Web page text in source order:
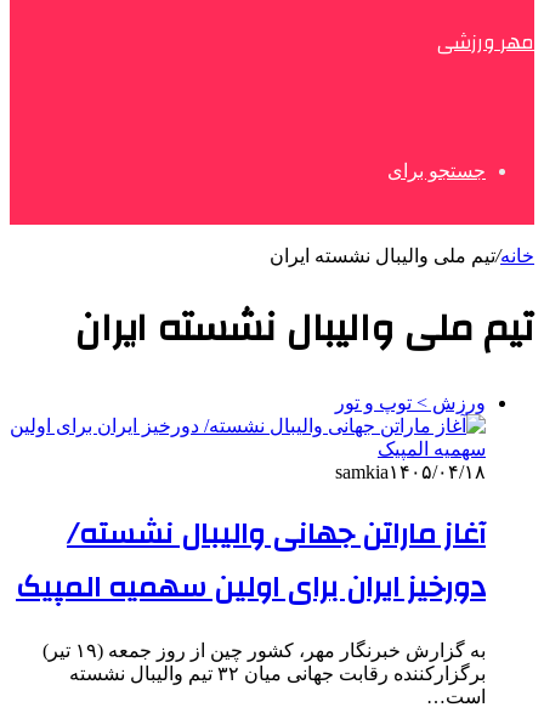
مهر ورزشی
جستجو برای
خانه/تیم ملی والیبال نشسته ایران
تیم ملی والیبال نشسته ایران
ورزش > توپ و تور
samkia۱۴۰۵/۰۴/۱۸
آغاز ماراتن جهانی والیبال نشسته/
دورخیز ایران برای اولین سهمیه المپیک
به گزارش خبرنگار مهر، کشور چین از روز جمعه (۱۹ تیر)
برگزارکننده رقابت جهانی میان ۳۲ تیم والیبال نشسته
است…